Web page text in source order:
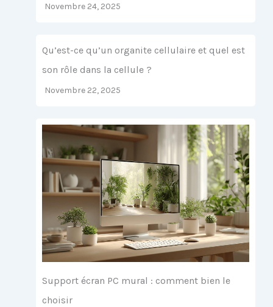
Novembre 24, 2025
Qu’est-ce qu’un organite cellulaire et quel est
son rôle dans la cellule ?
Novembre 22, 2025
Support écran PC mural : comment bien le
choisir